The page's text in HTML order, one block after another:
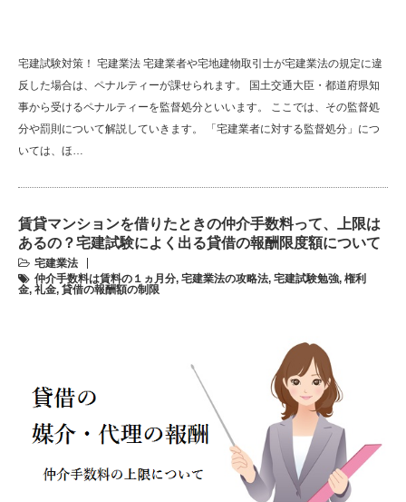
宅建試験対策！ 宅建業法 宅建業者や宅地建物取引士が宅建業法の規定に違
反した場合は、ペナルティーが課せられます。 国土交通大臣・都道府県知
事から受けるペナルティーを監督処分といいます。 ここでは、その監督処
分や罰則について解説していきます。 「宅建業者に対する監督処分」につ
いては、ほ…
賃貸マンションを借りたときの仲介手数料って、上限は
あるの？宅建試験によく出る貸借の報酬限度額について
宅建業法
仲介手数料は賃料の１ヵ月分, 宅建業法の攻略法, 宅建試験勉強, 権利
金, 礼金, 貸借の報酬額の制限